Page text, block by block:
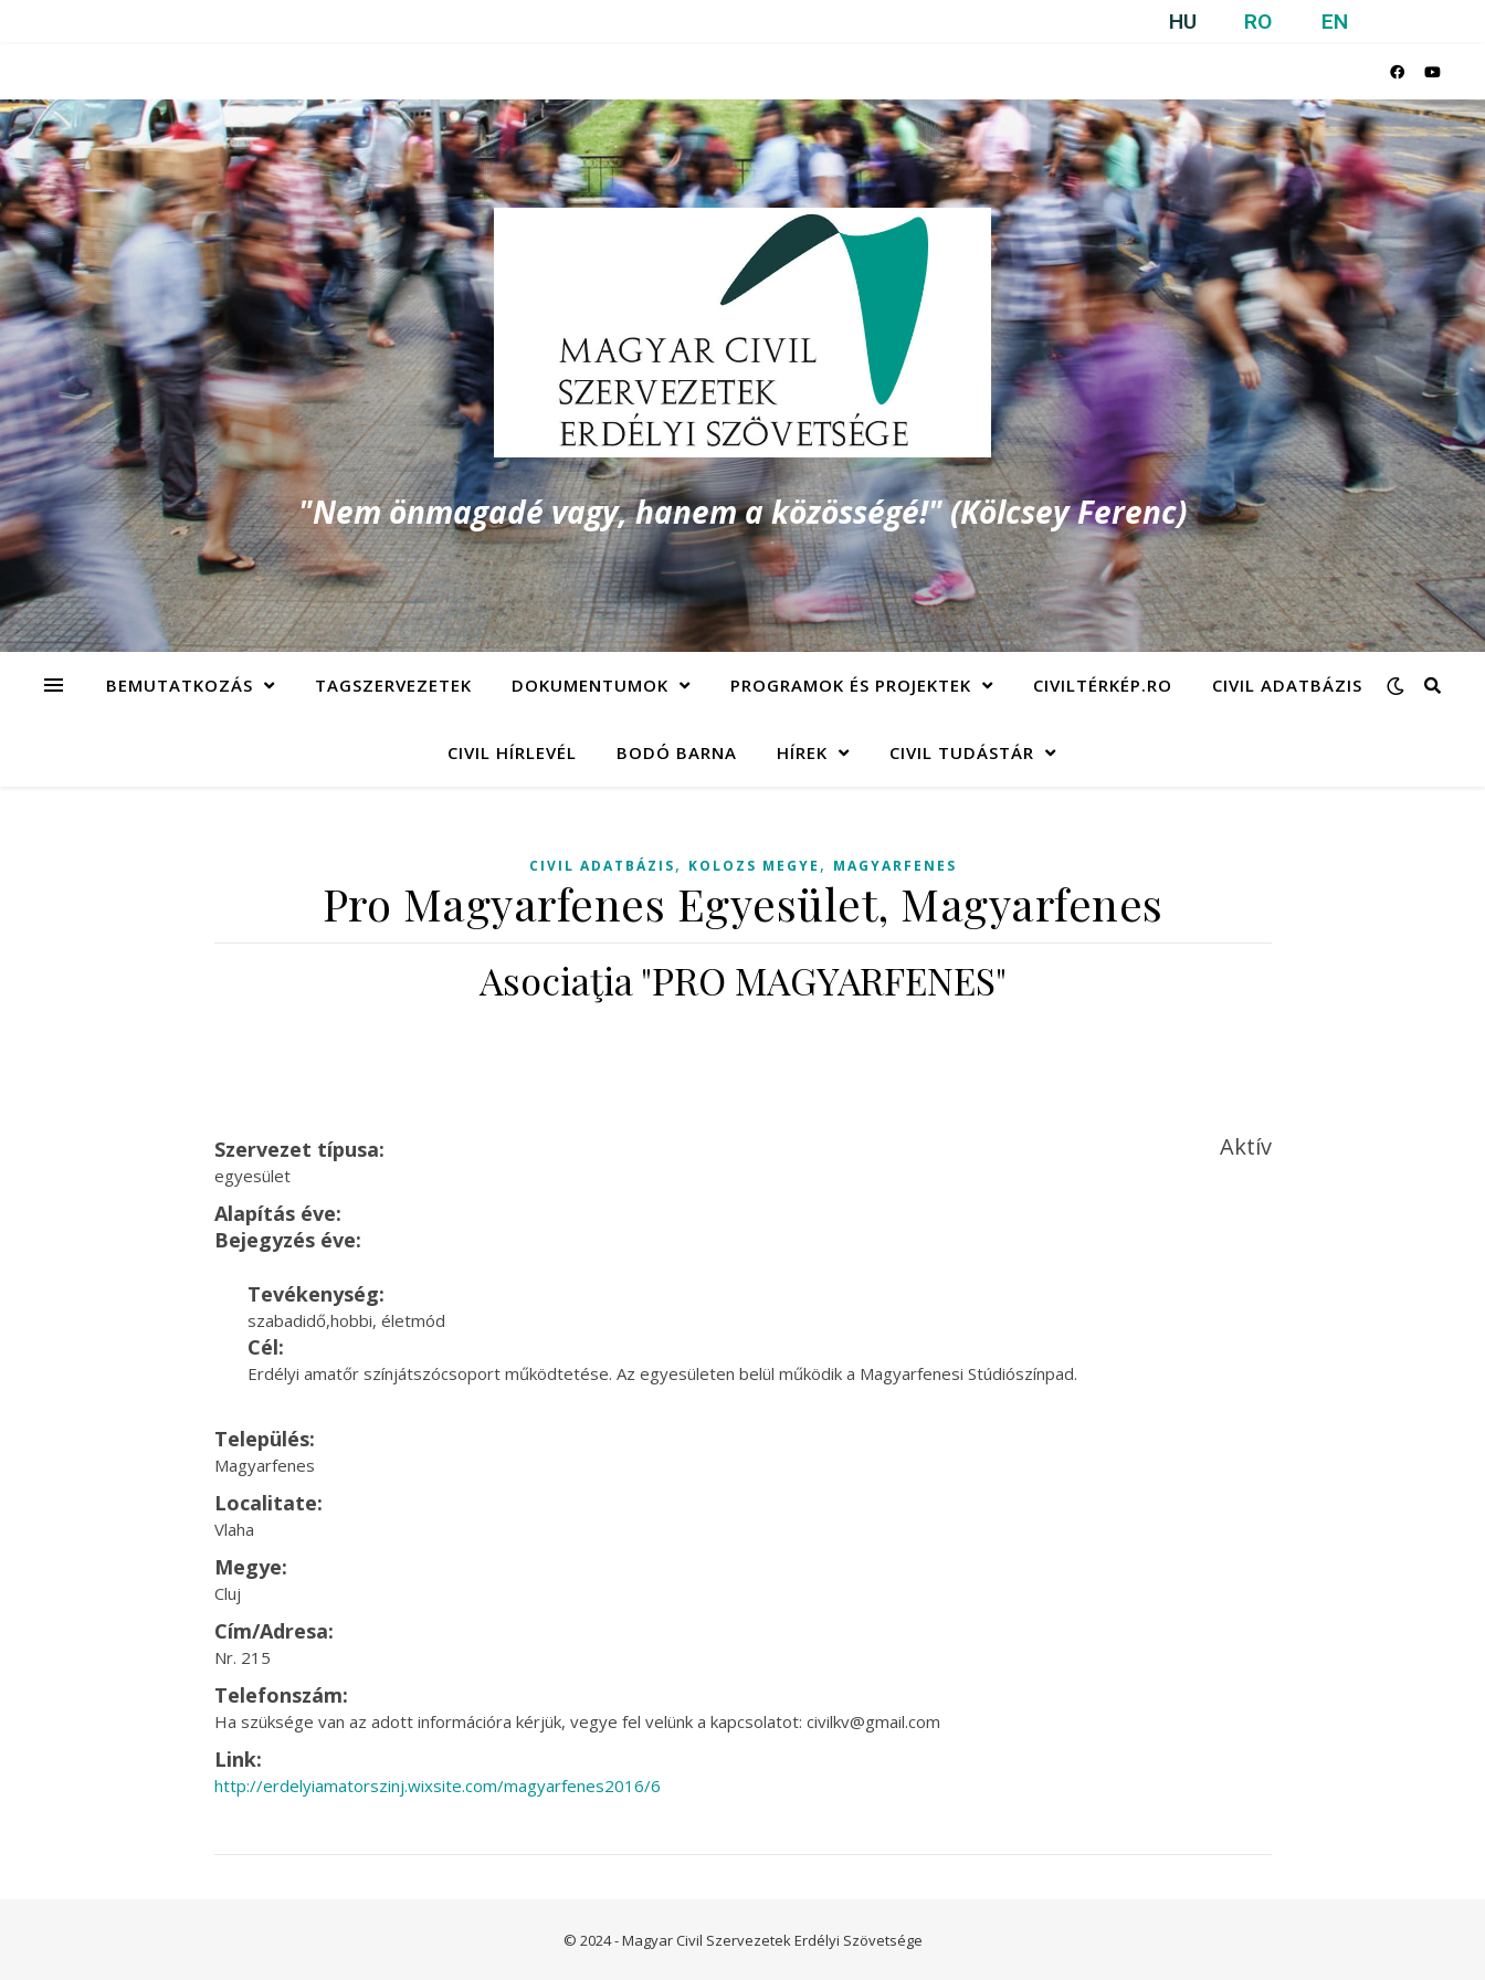
HU RO EN
"Nem önmagadé vagy, hanem a közösségé!" (Kölcsey Ferenc)
BEMUTATKOZÁS TAGSZERVEZETEK DOKUMENTUMOK PROGRAMOK ÉS PROJEKTEK CIVILTÉRKÉP.RO CIVIL ADATBÁZIS
CIVIL HÍRLEVÉL BODÓ BARNA HÍREK CIVIL TUDÁSTÁR
CIVIL ADATBÁZIS, KOLOZS MEGYE , MAGYARFENES
Pro Magyarfenes Egyesület, Magyarfenes
Asociaţia "PRO MAGYARFENES"
Szervezet típusa:
egyesület
Aktív
Alapítás éve:
Bejegyzés éve:
Tevékenység:
szabadidő,hobbi, életmód
Cél:
Erdélyi amatőr színjátszócsoport működtetése. Az egyesületen belül működik a Magyarfenesi Stúdiószínpad.
Település:
Magyarfenes
Localitate:
Vlaha
Megye:
Cluj
Cím/Adresa:
Nr. 215
Telefonszám:
Ha szüksége van az adott információra kérjük, vegye fel velünk a kapcsolatot: civilkv@gmail.com
Link:
http://erdelyiamatorszinj.wixsite.com/magyarfenes2016/6
© 2024 - Magyar Civil Szervezetek Erdélyi Szövetsége